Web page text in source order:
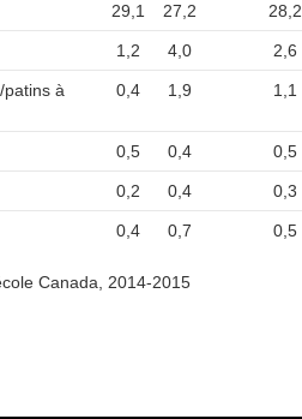
29,1 27,2 28,2
1,2 4,0 2,6
à
0,4 1,9 1,1
0,5 0,4 0,5
0,2 0,4 0,3
0,4 0,7 0,5
Canada, 2014-2015